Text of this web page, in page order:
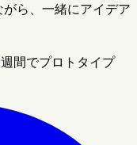
ら、一緒にアイデア
週間でプロトタイプ